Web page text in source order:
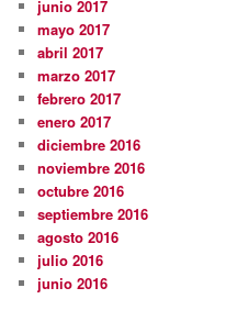
junio 2017
mayo 2017
abril 2017
marzo 2017
febrero 2017
enero 2017
diciembre 2016
noviembre 2016
octubre 2016
septiembre 2016
agosto 2016
julio 2016
junio 2016